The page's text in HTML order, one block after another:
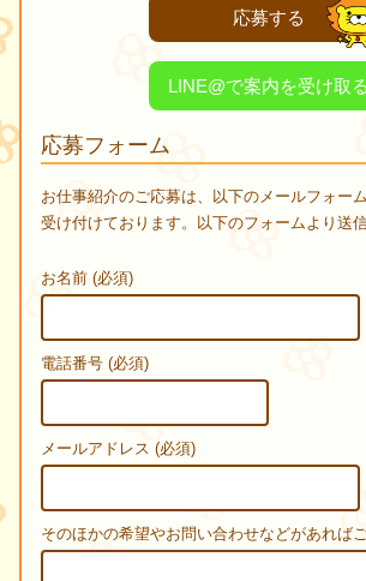
応募する
LINE@で案内を受け取る
応募フォーム
お仕事紹介のご応募は、以下のメールフォー
受け付けております。以下のフォームより送
お名前 (必須)
電話番号 (必須)
メールアドレス (必須)
そのほかの希望やお問い合わせなどがあれば